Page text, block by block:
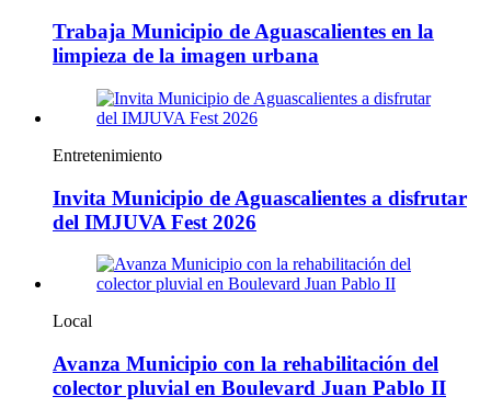
Trabaja Municipio de Aguascalientes en la
limpieza de la imagen urbana
Entretenimiento
Invita Municipio de Aguascalientes a disfrutar
del IMJUVA Fest 2026
Local
Avanza Municipio con la rehabilitación del
colector pluvial en Boulevard Juan Pablo II